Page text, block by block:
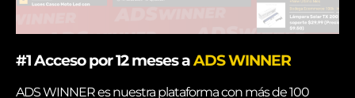
#1Acceso por 12 meses aADS WINNER
ADS WINNER es nuestra plataforma con más de 100